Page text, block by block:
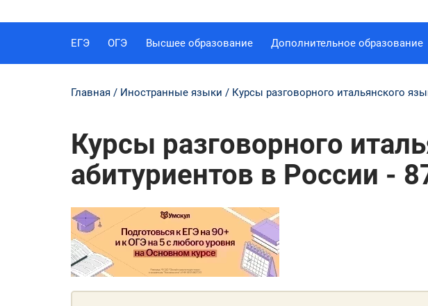
ЕГЭ ОГЭ Высшее образование Дополнительное образование
Главная Иностранные языки Курсы разговорного итальянского
Курсы разговорного
абитуриентов в России -